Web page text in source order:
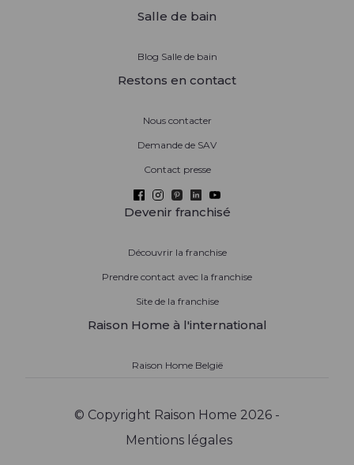
Salle de bain
Blog Salle de bain
Restons en contact
Nous contacter
Demande de SAV
Contact presse
Devenir franchisé
Découvrir la franchise
Prendre contact avec la franchise
Site de la franchise
Raison Home à l'international
Raison Home België
© Copyright Raison Home 2026 -
Mentions légales